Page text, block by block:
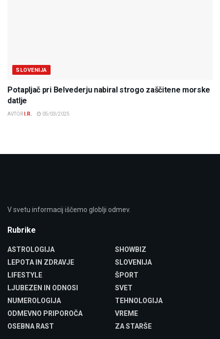
SLOVENIJA
Potapljač pri Belvederju nabiral strogo zaščitene morske
datlje
AVTOR I.R. 05/03/2025
V svetu informacij iščemo globlji odmev.
Rubrike
ASTROLOGIJA
LEPOTA IN ZDRAVJE
LIFESTYLE
LJUBEZEN IN ODNOSI
NUMEROLOGIJA
ODMEVNO PRIPOROČA
OSEBNA RAST
SHOWBIZ
SLOVENIJA
ŠPORT
SVET
TEHNOLOGIJA
VREME
ZA STARŠE